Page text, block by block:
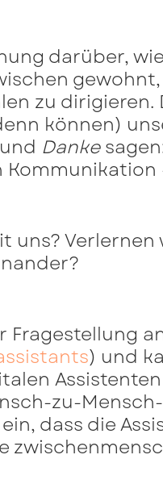
darüber,
zu dirigieren.
können)
Danke
uns?
Fragestellung
) und
zu-
dass die